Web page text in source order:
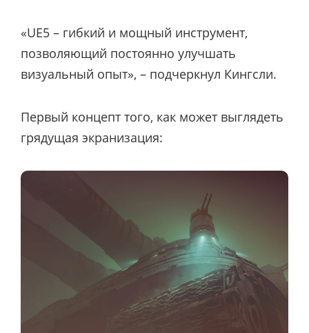
«UE5 – гибкий и мощный инструмент,
позволяющий постоянно улучшать
визуальный опыт», – подчеркнул Кингсли.
Первый концепт того, как может выглядеть
грядущая экранизация: